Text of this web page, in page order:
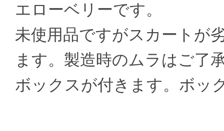
エローベリーです。
未使用品ですがスカートが
ます。製造時のムラはご了
ボックスが付きます。ボッ